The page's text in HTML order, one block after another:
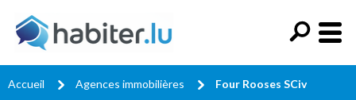
Accueil Agences immobilières Four Rooses SCiv